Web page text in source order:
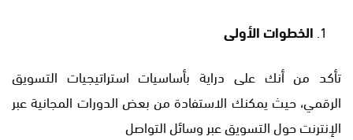
الخطوات الأولى
تأكد من أنك على دراية بأساسيات استراتيجيات التسويق
الرقمي، حيث يمكنك الاستفادة من بعض الدورات المجانية عبر
الإنترنت حول التسويق عبر وسائل التواصل